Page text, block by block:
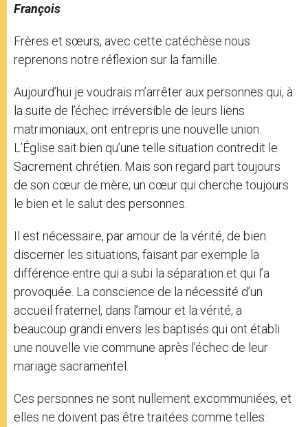
François
Frères et sœurs, avec cette catéchèse nous
reprenons notre réflexion sur la famille.
Aujourd’hui je voudrais m’arrêter aux personnes qui, à
la suite de l’échec irréversible de leurs liens
matrimoniaux, ont entrepris une nouvelle union.
L’Église sait bien qu’une telle situation contredit le
Sacrement chrétien. Mais son regard part toujours
de son cœur de mère; un cœur qui cherche toujours
le bien et le salut des personnes.
Il est nécessaire, par amour de la vérité, de bien
discerner les situations, faisant par exemple la
différence entre qui a subi la séparation et qui l’a
provoquée. La conscience de la nécessité d’un
accueil fraternel, dans l’amour et la vérité, a
beaucoup grandi envers les baptisés qui ont établi
une nouvelle vie commune après l’échec de leur
mariage sacramentel.
Ces personnes ne sont nullement excommuniées, et
elles ne doivent pas être traitées comme telles: